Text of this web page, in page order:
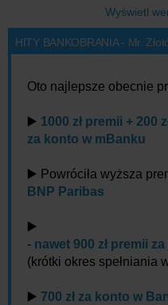
Wyświetl
HITY BANKOBRANIA - Mr.
Oto najlepsze obecnie
▶️ 1000 zł premii + 200
za konto w mBanku
▶️ Powróciła wyższa
BNP Paribas
▶️
- nawet 900 zł premii
(krótki okres spełniania
▶️ 700 zł za konto w